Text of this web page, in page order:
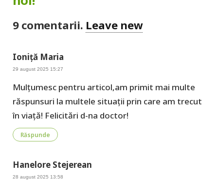
9 comentarii. Leave new
Ioniță Maria
29 august 2025 15:27
Mulțumesc pentru articol,am primit mai multe
răspunsuri la multele situații prin care am trecut
în viață! Felicitări d-na doctor!
Răspunde
Hanelore Stejerean
28 august 2025 13:58